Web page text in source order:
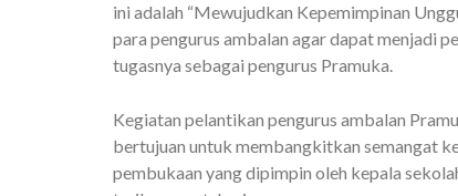
ini adalah “Mewujudkan Kepemimpinan
para pengurus ambalan agar dapat menjadi
tugasnya sebagai pengurus Pramuka.
Kegiatan pelantikan pengurus ambalan
bertujuan untuk membangkitkan semangat
pembukaan yang dipimpin oleh kepala